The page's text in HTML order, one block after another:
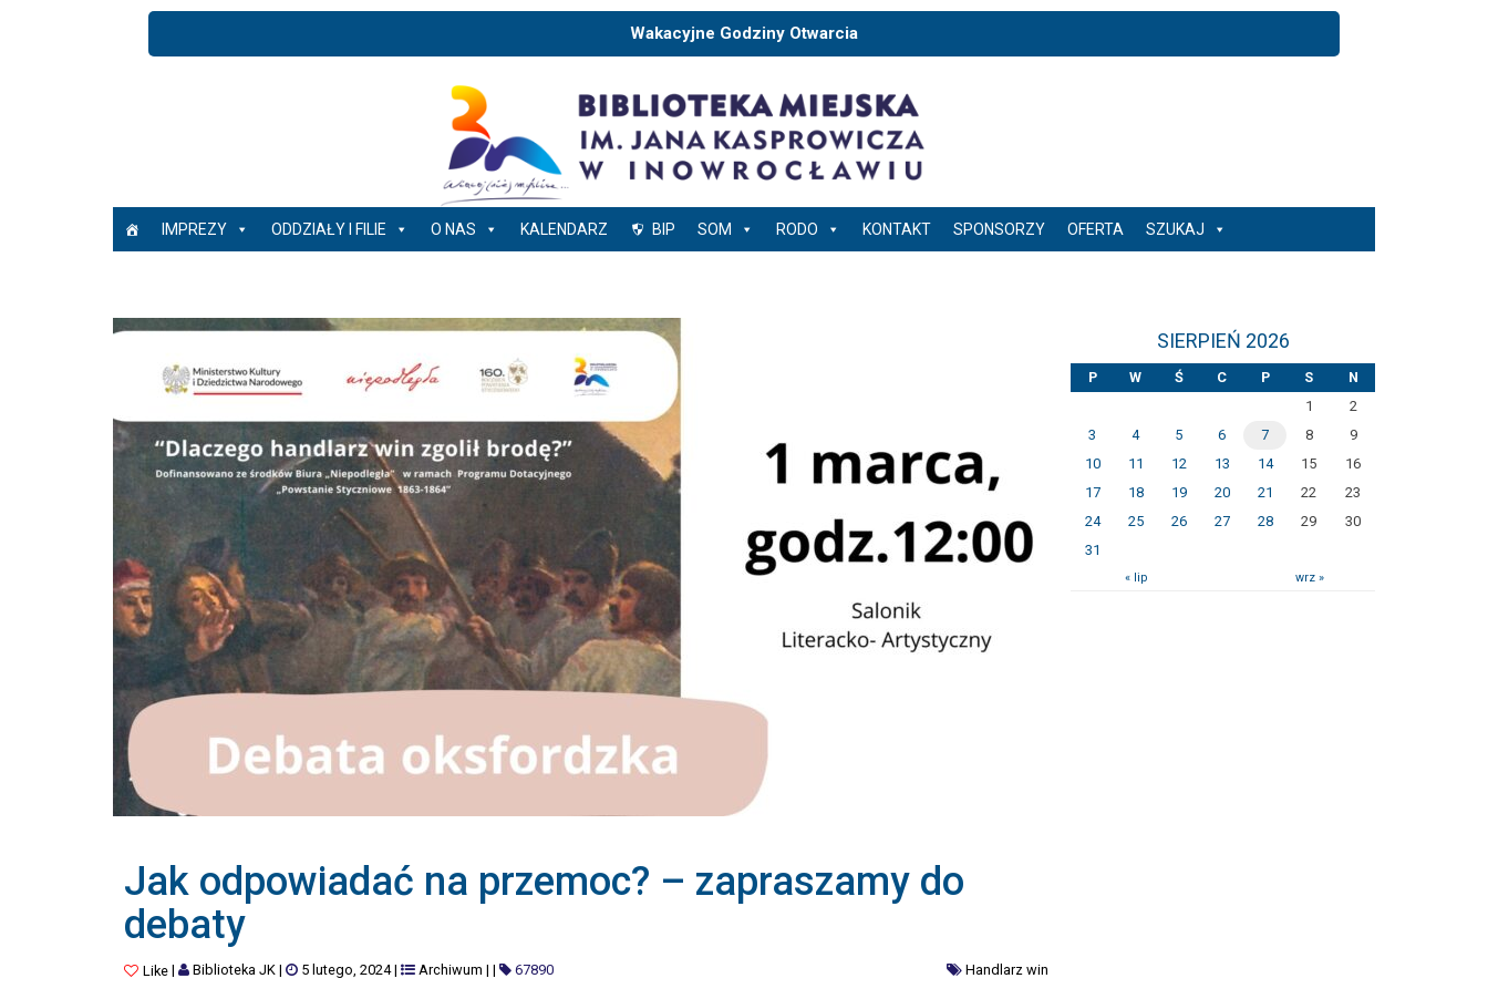
Wakacyjne Godziny Otwarcia
IMPREZY ODDZIAŁY I FILIE O NAS KALENDARZ BIP SOM RODO KONTAKT SPONSORZY OFERTA SZUKAJ
Jak odpowiadać na przemoc? – zapraszamy do
debaty
Like| Biblioteka JK| 5 lutego, 2024| Archiwum | Handlarz win
| 67890
SIERPIEŃ 2026
P W Ś C P S
N
1
2
3
4 5 6 7 8
9
10
11 12 13 14 15
16
17
18 19 20 21 22
23
24
25 26 27 28 29
30
31
« lip wrz »